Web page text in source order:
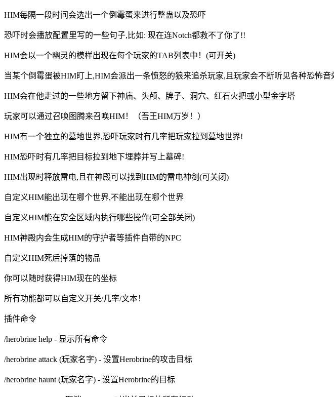
HIM每隔一段时间会选出一个倒霉蛋来进行整蛊以及恐吓
恐吓时会播放配置里写的一些句子,比如: 现在连Notch都救不了你了!!
HIM会以一个幽灵的模样出现在每个玩家的TAB列表中！(可开关)
当某个倒霉蛋被HIM盯上,HIM会派出一条愤怒的狼来追杀玩家,且玩家会不断听见各种恐怖音
HIM会在他走过的一些地方留下神庙、头颅、牌子、洞穴、红石火把或小型金字塔
玩家可以通过召唤图腾来召唤HIM！（吾王HIM万岁！）
HIM有一个独立的墓地世界,恐吓玩家时有几率把玩家拉到墓地世界!
HIM恐吓时有几率把目标拉到地下埋葬并写上墓碑!
HIM出现时释放雷电,且在神殿可以找到HIM的雷电神剑(可关闭)
自定义HIM能出现在哪个世界,不能出现在哪个世界
自定义HIM能在安全区域内执行哪些操作(可全部关闭)
HIM神殿内会生成HIM的守护者等插件自带的NPC
自定义HIM死后掉落的物品
你可以随时获得HIM现在的坐标
所有功能都可以自定义开关/几率/文本！
插件命令
/herobrine help - 显示所有命令
/herobrine attack (玩家名字) - 设置Herobrine的攻击目标
/herobrine haunt (玩家名字) - 设置Herobrine的目标